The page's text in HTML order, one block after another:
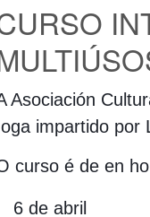
Asociación
impartido por
curso é de en
6 de abril